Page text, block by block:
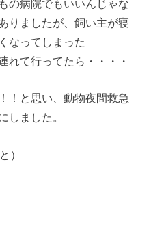
の病院でもいいんじゃな
りましたが、飼い主が寝
なってしまった
れて行ってたら・・・・
！と思い、動物夜間救急
しました。
）